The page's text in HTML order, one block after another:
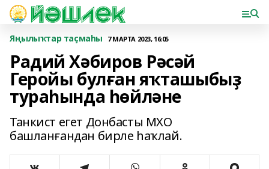
Яңылыҡтар таҫмаһы 7 МАРТА 2023, 16:05
Радий Хәбиров Рәсәй
Геройы булған яҡташыбыҙ
тураһында һөйләне
Танкист егет Донбасты МХО
башланғандан бирле һаҡлай.